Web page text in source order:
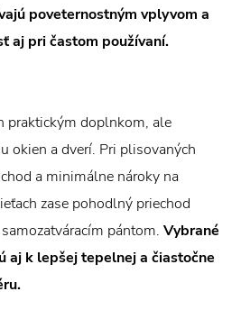
poveternostným vplyvom a
aj pri častom používaní.
praktickým doplnkom, ale
okien a dverí. Pri plisovaných
a minimálne nároky na
zase pohodlný priechod
pántom. Vybrané
aj k lepšej tepelnej a čiastočne